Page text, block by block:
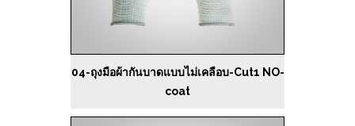
04-ถุงมือผ้ากันบาดแบบไม่เคลือบ-Cut1 NO-
coat